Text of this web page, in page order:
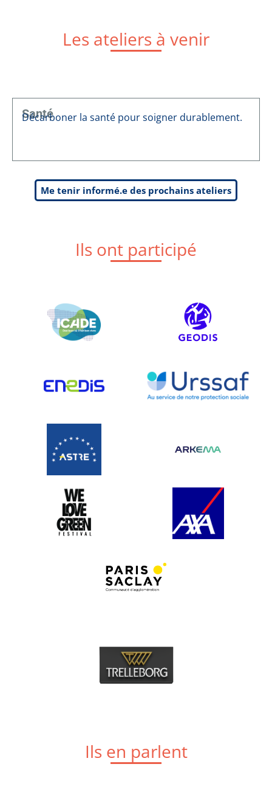
Les ateliers à venir
Santé
Décarboner la santé pour soigner durablement.
Me tenir informé.e des prochains ateliers
Ils ont participé
Ils en parlent